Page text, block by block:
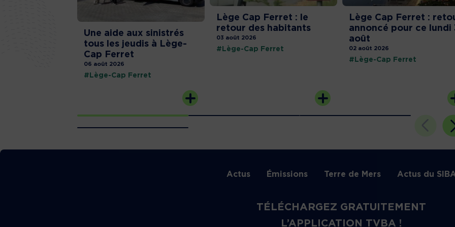
Une aide aux sinistrés
tous les jeudis à Lège-
Cap Ferret
06 août 2026
#Lège-Cap Ferret
Lège Cap Ferret : le
retour des habitants
03 août 2026
#Lège-Cap Ferret
Lège Cap Ferret :
annoncé pour ce lundi
août
02 août 2026
#Lège-Cap Ferret
Actus Émissions Terre de Mers Actus du
TÉLÉCHARGEZ GRATUITEMENT
L’APPLICATION TVBA !